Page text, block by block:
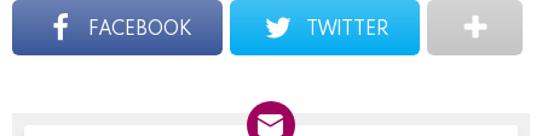
FACEBOOK TWITTER